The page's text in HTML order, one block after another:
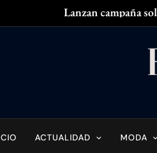
Lanzan campaña
Ella
ACTUALIDAD MODA